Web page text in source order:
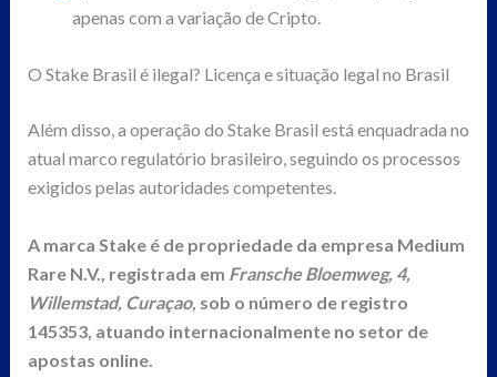
apenas com a variação de Cripto.
O Stake Brasil é ilegal? Licença e situação legal no Brasil
Além disso, a operação do Stake Brasil está enquadrada no
atual marco regulatório brasileiro, seguindo os processos
exigidos pelas autoridades competentes.
A marca Stake é de propriedade da empresa Medium
Rare N.V., registrada em Fransche Bloemweg, 4,
Willemstad, Curaçao, sob o número de registro
145353, atuando internacionalmente no setor de
apostas online.